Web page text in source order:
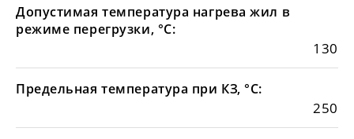
Допустимая температура нагрева жил в
режиме перегрузки, °С:
130
Предельная температура при КЗ, °С:
250